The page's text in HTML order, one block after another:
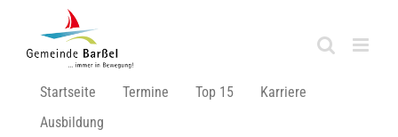
springen
Startseite Termine Top 15
Karriere
Ausbildung